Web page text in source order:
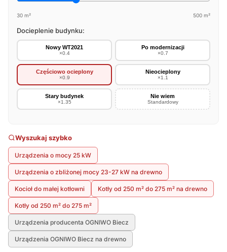
30 m² 500 m²
Docieplenie budynku:
Nowy WT2021
×0.4
Po modernizacji
×0.7
Częściowo ocieplony
×0.9
Nieocieplony
×1.1
Stary budynek
×1.35
Nie wiem
Standardowy
Wyszukaj szybko
Urządzenia o mocy 25 kW
Urządzenia o zbliżonej mocy 23-27 kW na drewno
Kocioł do małej kotłowni Kotły od 250 m² do 275 m² na drewno
Kotły od 250 m² do 275 m²
Urządzenia producenta OGNIWO Biecz
Urządzenia OGNIWO Biecz na drewno